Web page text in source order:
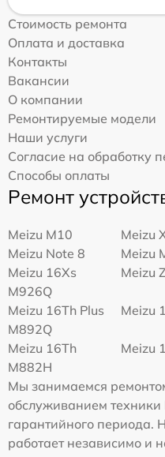
Стоимость ремонта
Оплата и доставка
Контакты
Вакансии
О компании
Ремонтируемые модели
Наши услуги
Согласие на обработку
Способы оплаты
Ремонт
Meizu M10
Meizu
Meizu Note 8
Meizu
Meizu 16Xs
M926Q
Meizu
Meizu 16Th Plus
M892Q
Meizu
Meizu 16Th
M882H
Meizu
Мы занимаемся
обслуживанием техники
гарантийного периода.
работает независимо и